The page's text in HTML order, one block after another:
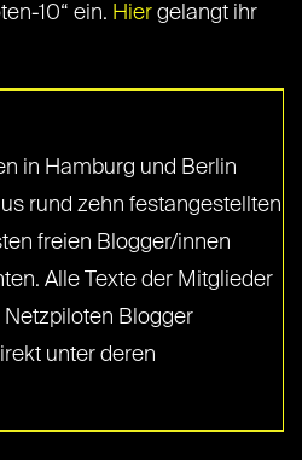
10“ ein. Hier gelangt ihr
in Hamburg und Berlin
rund zehn festangestellten
freien Blogger/innen
Alle Texte der Mitglieder
Blogger
unter deren